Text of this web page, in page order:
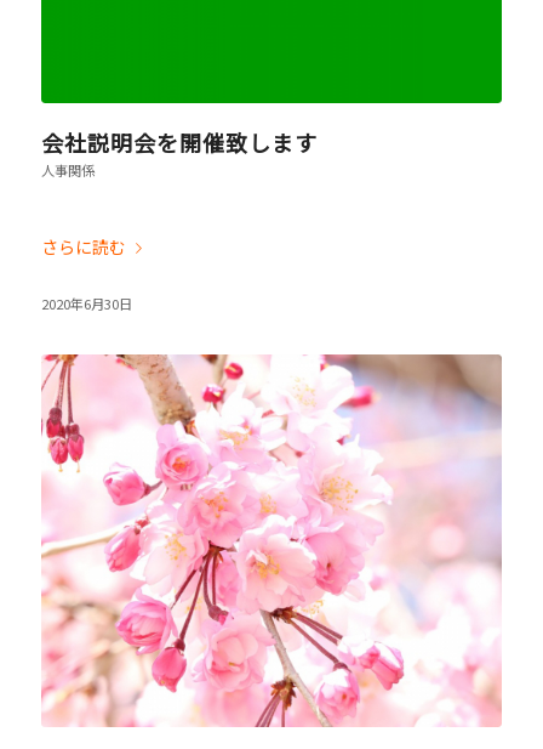
会社説明会を開催致します
人事関係
さらに読む
2020年6月30日